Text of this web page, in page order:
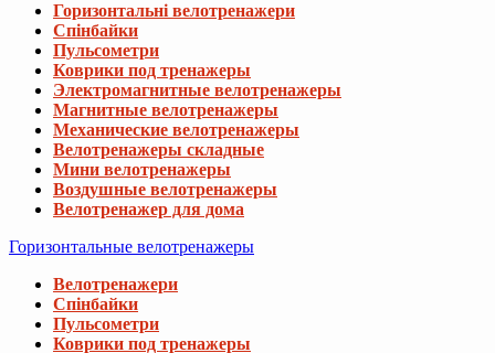
Горизонтальні велотренажери
Спінбайки
Пульсометри
Коврики под тренажеры
Электромагнитные велотренажеры
Магнитные велотренажеры
Механические велотренажеры
Велотренажеры складные
Мини велотренажеры
Воздушные велотренажеры
Велотренажер для дома
Горизонтальные велотренажеры
Велотренажери
Спінбайки
Пульсометри
Коврики под тренажеры